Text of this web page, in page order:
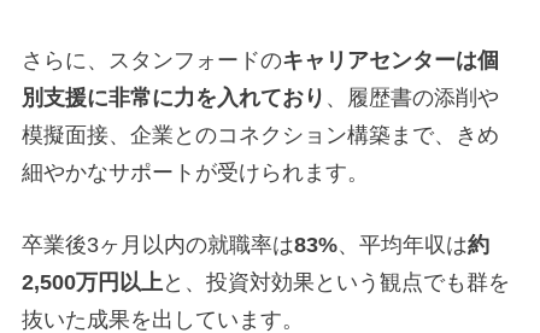
さらに、スタンフォードのキャリアセンターは個
別支援に非常に力を入れており 、履歴書の添削や
模擬面接、企業とのコネクション構築まで、きめ
細やかなサポートが受けられます。
卒業後3ヶ月以内の就職率は83%、平均年収は約
2,500万円以上 と、投資対効果という観点でも群を
抜いた成果を出しています。